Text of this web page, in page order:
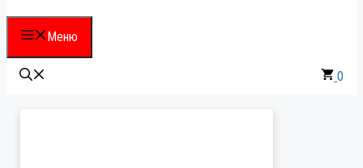
Меню
0